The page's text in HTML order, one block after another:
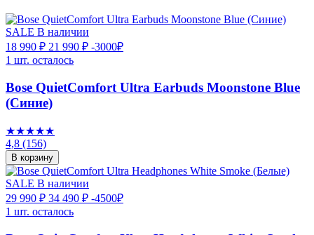
SALE В наличии
18 990 ₽ 21 990 ₽ -3000₽
1 шт. осталось
Bose QuietComfort Ultra Earbuds Moonstone Blue
(Синие)
★★★★★
4,8 (156)
В корзину
SALE В наличии
29 990 ₽ 34 490 ₽ -4500₽
1 шт. осталось